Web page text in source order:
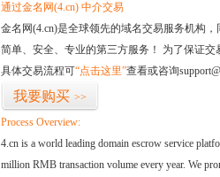
通过金名网(4.cn) 中介交易
金名网(4.cn)是全球领先的域名交易服务机构
简单、安全、专业的第三方服务！ 为了保证
具体交易流程可“点击这里”查看或咨询
我要购买 >>
Process Overview:
4.cn is a world leading domain escrow service
million RMB transaction volume every year. We